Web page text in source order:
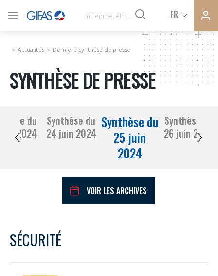
FR
SYNTHÈSE DE PRESSE
COMMUNIQUÉS DE PRESSE
PRÉSENTATION
Actualités Dernière Synthèse de presse
SYNTHÈSE DE PRESSE
du
21 juin 2024
Synthèse du
24 juin 2024
Synthèse du
25 juin
2024
Synthèse du
26 juin 2024
VOIR LES ARCHIVES
1
2
SÉCURITÉ
VOUS ÊTES ADHÉRENTS
PAS ENCORE ADHÉRENT ?
Rejoignez une filière d’excellence et développez
DEMANDE D’ADHÉSION
Avez-vous un statut de droit français ?